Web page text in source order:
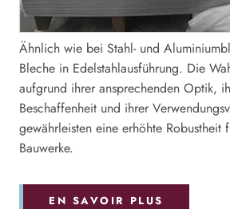
Ähnlich wie bei Stahl- und
Bleche in Edelstahlausführung. Die
aufgrund ihrer ansprechenden Optik,
Beschaffenheit und ihrer
gewährleisten eine erhöhte Robustheit
Bauwerke.
EN SAVOIR PLUS